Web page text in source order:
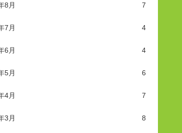
8月 7
7月 4
6月 4
5月 6
4月 7
3月 8